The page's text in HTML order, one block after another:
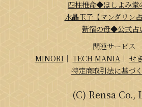
四柱推命◆ほしよみ堂
水晶玉子【マンダリン占
新宿の母◆公式占
関連サービス
MINORI｜ TECH MANIA｜ せ
特定商取引法に基づ
(C) Rensa Co.,